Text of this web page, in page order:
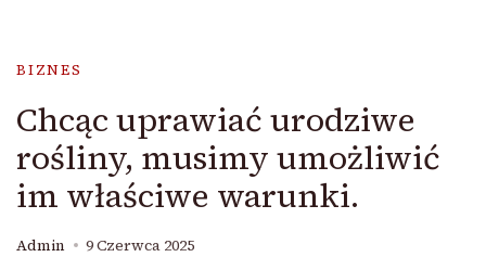
BIZNES
Chcąc uprawiać urodziwe
rośliny, musimy umożliwić
im właściwe warunki.
Admin 9 Czerwca 2025